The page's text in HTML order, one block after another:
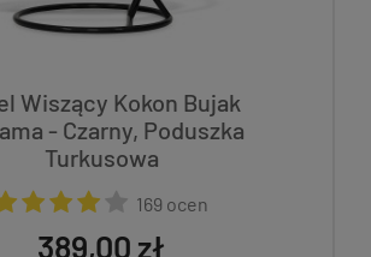
Wiszący Kokon Bujak
- Czarny, Poduszka
Turkusowa
169 ocen
389,00 zł